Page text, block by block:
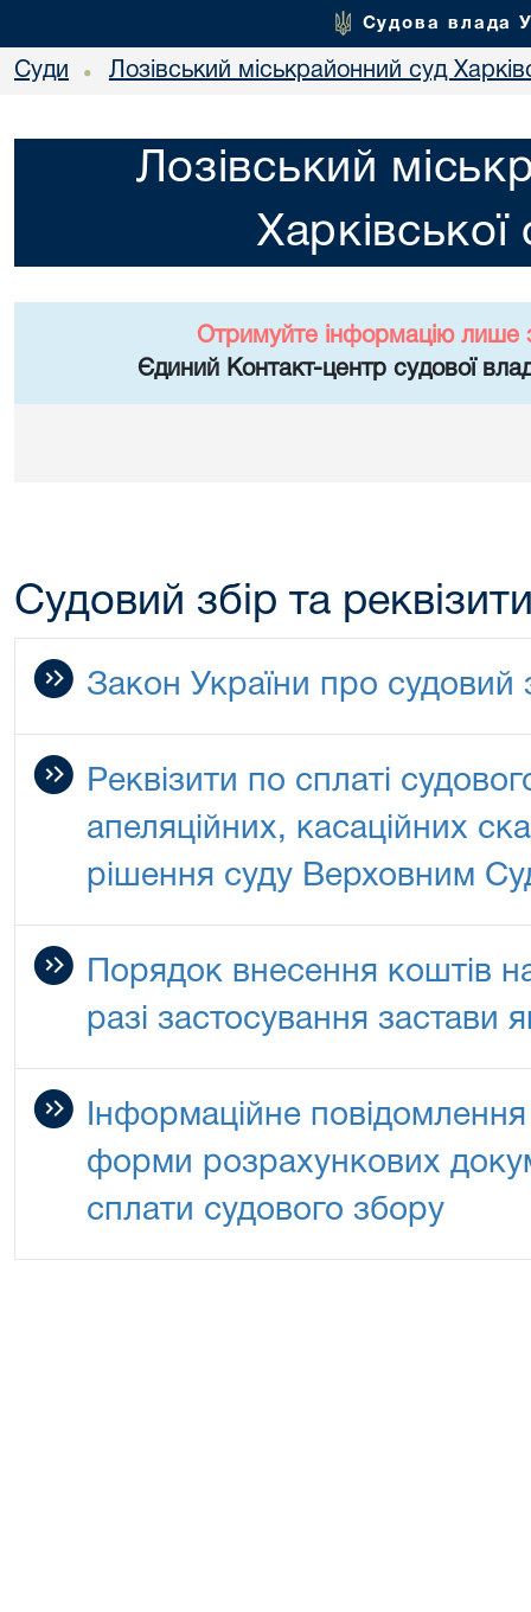
Судова влада
Суди • Лозівський міськрайонний суд
Лозівський
Харківської
Отримуйте інформацію лише
Єдиний Контакт-центр судової
Судовий збір та
Закон України про судовий
Реквізити по сплаті
апеляційних, касаційних
рішення суду Верховним
Порядок внесення коштів
разі застосування застави
Інформаційне
форми розрахункових
сплати судового збору